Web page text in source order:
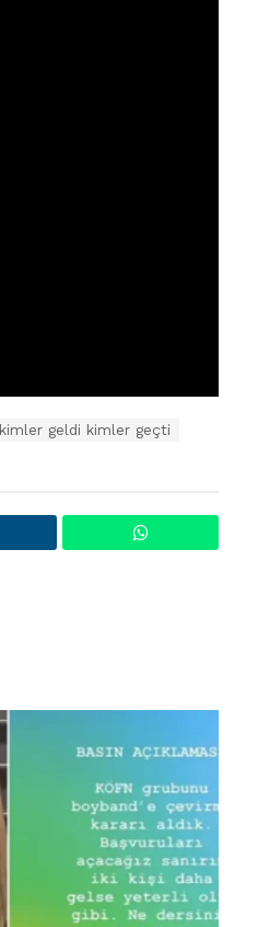
kimler geldi kimler geçti